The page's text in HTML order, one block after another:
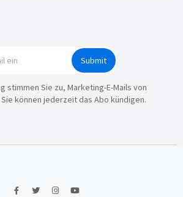
Submit
stimmen Sie zu, Marketing-E-Mails von
können jederzeit das Abo kündigen.